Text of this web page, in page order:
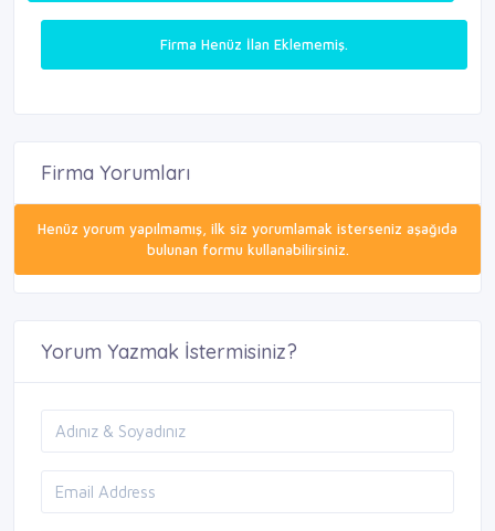
Firma Henüz İlan Eklememiş.
Firma Yorumları
Henüz yorum yapılmamış, ilk siz yorumlamak isterseniz aşağıda
bulunan formu kullanabilirsiniz.
Yorum Yazmak İstermisiniz?